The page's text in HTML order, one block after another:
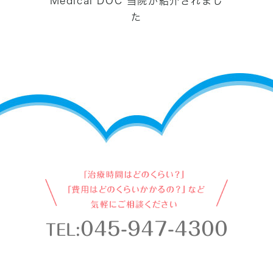
TEL:045-947-4300